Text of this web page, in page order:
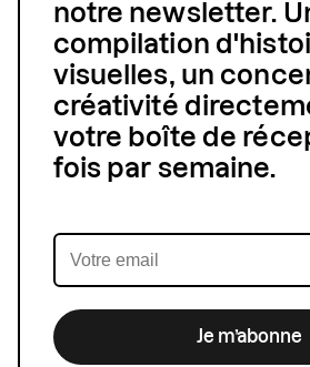
notre newsletter.
compilation
visuelles, un
créativité
votre boîte de
fois par semaine.
Je m’abonne